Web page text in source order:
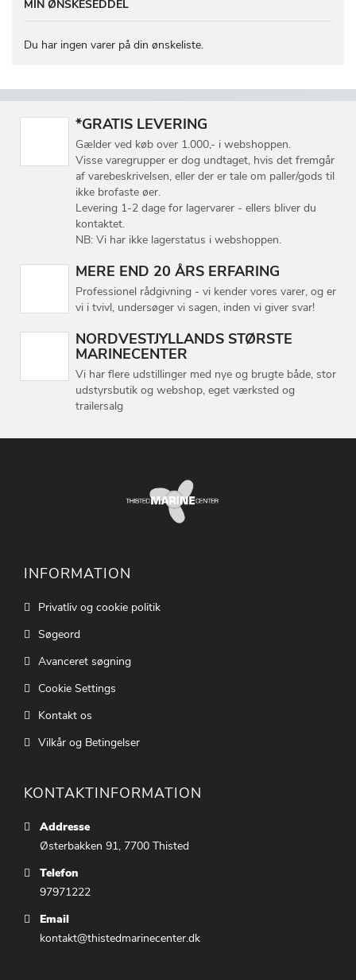
MIN ØNSKESEDDEL
Du har ingen varer på din ønskeliste.
*GRATIS LEVERING
Gælder ved køb over 1.000,- i webshoppen.
Visse varegrupper er dog undtaget, hvis det fremgår
af varebeskrivelsen, eller der er tale om paller/gods til
ikke brofaste øer.
Levering 1-2 dage for lagervarer - ellers bliver du
kontaktet.
NB: Vi har ikke lagerstatus i webshoppen.
MERE END 20 ÅRS ERFARING
Professionel rådgivning - vi kender vores varer, og er
vi i tvivl, undersøger vi sagen, inden vi giver svar!
NORDVESTJYLLANDS STØRSTE
MARINECENTER
Vi har flere udstillinger med nye og brugte både, stor
udstyrsbutik og webshop, eget værksted og
trailersalg
INFORMATION
Privatliv og cookie politik
Søgeord
Avanceret søgning
Cookie Settings
Kontakt os
Vilkår og Betingelser
KONTAKTINFORMATION
Addresse
Østerbakken 91, 7700 Thisted
Telefon
97971222
Email
kontakt@thistedmarinecenter.dk